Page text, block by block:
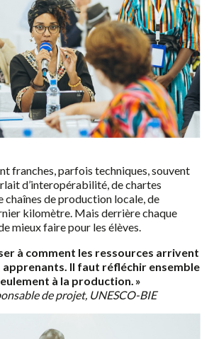
franches, parfois techniques, souvent
d’interopérabilité, de chartes
chaînes de production locale, de
kilomètre. Mais derrière chaque
mieux faire pour les élèves.
à comment les ressources arrivent
apprenants. Il faut réfléchir ensemble
à la production. »
de projet, UNESCO-BIE